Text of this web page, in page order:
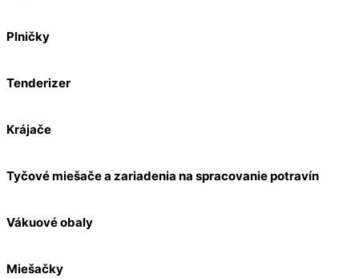
Plničky
Tenderizer
Krájače
Tyčové miešače a zariadenia na spracovanie potravín
Vákuové obaly
Miešačky